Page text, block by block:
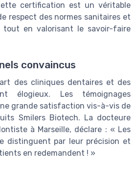
certification est un véritable
respect des normes sanitaires et
tout en valorisant le savoir-faire
convaincus
des cliniques dentaires et des
élogieux. Les témoignages
grande satisfaction vis-à-vis de
Smilers Biotech. La docteure
à Marseille, déclare : « Les
distinguent par leur précision et
en redemandent ! »